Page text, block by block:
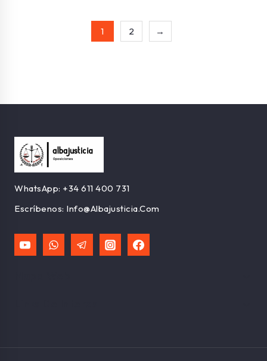
1 2 →
WhatsApp: +34 611 400 731
Escríbenos: Info@albajusticia.com